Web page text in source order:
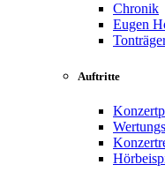
Chronik
Eugen
Auftritte